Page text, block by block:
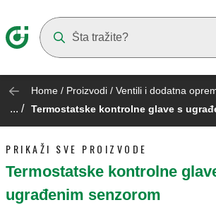
Home / Proizvodi / Ventili i dodatna
... / Termostatske kontrolne glave s
PRIKAŽI SVE PROIZVODE
Termostatske kontrolne
ugrađenim senzorom